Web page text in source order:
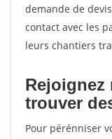
demande de
contact avec les
leurs chantiers
Rejoignez
trouver
Pour pérénniser